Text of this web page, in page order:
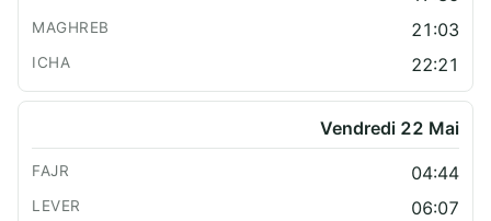
21:03
22:21
Vendredi 22 Mai
04:44
06:07